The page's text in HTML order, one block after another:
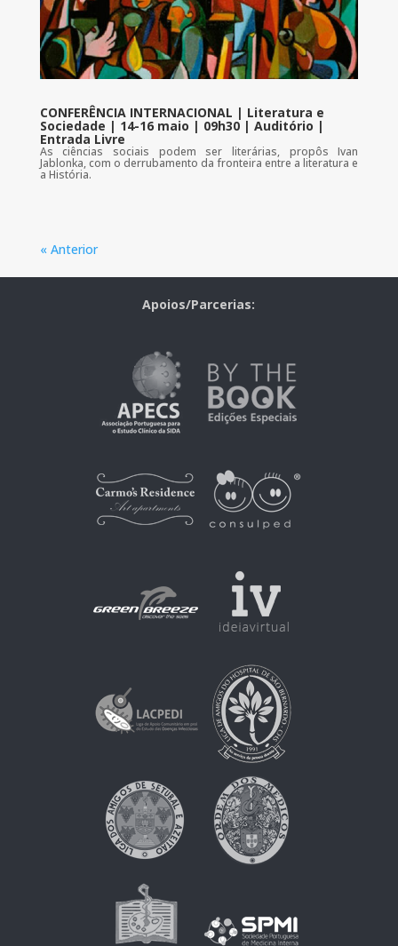
CONFERÊNCIA INTERNACIONAL | Literatura e
Sociedade | 14-16 maio | 09h30 | Auditório |
Entrada Livre
As ciências sociais podem ser literárias, propôs Ivan
Jablonka, com o derrubamento da fronteira entre a literatura e
a História.
« Anterior
Apoios/Parcerias: